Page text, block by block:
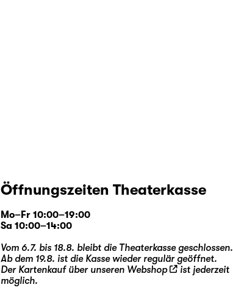
Öffnungszeiten Theaterkasse
Mo–Fr 10:00–19:00
Sa 10:00–14:00
Vom 6.7. bis 18.8. bleibt die Theaterkasse geschlossen.
Ab dem 19.8. ist die Kasse wieder regulär geöffnet.
Der Kartenkauf über unseren Webshop
ist jederzeit
möglich.